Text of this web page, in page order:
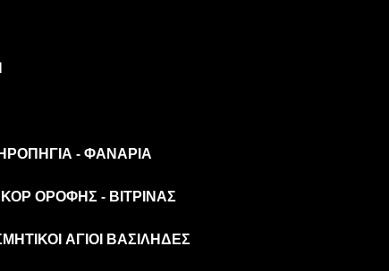
- ΦΑΝΆΡΙΑ
ΟΡΟΦΉΣ - ΒΙΤΡΊΝΑΣ
ΆΓΙΟΙ ΒΑΣΊΛΗΔΕΣ